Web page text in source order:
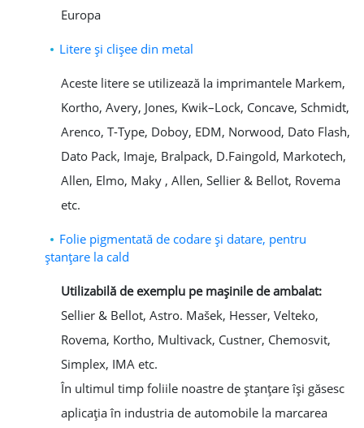
Europa
Litere şi clişee din metal
Aceste litere se utilizează la imprimantele Markem,
Kortho, Avery, Jones, Kwik–Lock, Concave, Schmidt,
Arenco, T-Type, Doboy, EDM, Norwood, Dato Flash,
Dato Pack, Imaje, Bralpack, D.Faingold, Markotech,
Allen, Elmo, Maky , Allen, Sellier & Bellot, Rovema
etc.
Folie pigmentată de codare şi datare, pentru
ştanţare la cald
Utilizabilă de exemplu pe maşinile de ambalat:
Sellier & Bellot, Astro. Mašek, Hesser, Velteko,
Rovema, Kortho, Multivack, Custner, Chemosvit,
Simplex, IMA etc.
În ultimul timp foliile noastre de ştanţare îşi găsesc
aplicaţia în industria de automobile la marcarea